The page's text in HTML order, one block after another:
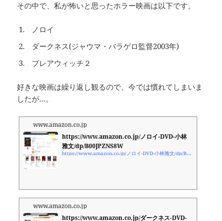
その中で、私が怖いと思ったホラー映画は以下です。
ノロイ
ダークネス(ジャウマ・バラゲロ監督2003年)
ブレアウィッチ２
好きな映画は繰り返し観るので、今では慣れてしまいま
したが…。
www.amazon.co.jp
https://www.amazon.co.jp/ノロイ-DVD-小林
雅文/dp/B00JPZNS8W
https://www.amazon.co.jp/ノロイ-DVD-小林雅文/dp/B00JPZNS8W
www.amazon.co.jp
https://www.amazon.co.jp/ダークネス-DVD-